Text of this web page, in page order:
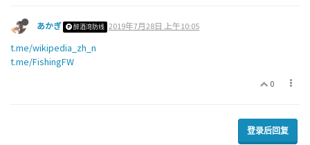
あかぎ 醉酒湾防线 2019年7月28日 上午10:05
t.me/wikipedia_zh_n
t.me/FishingFW
0
登录后回复